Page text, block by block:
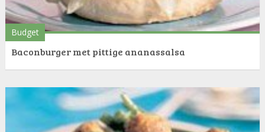
Budget
Baconburger met pittige ananassalsa